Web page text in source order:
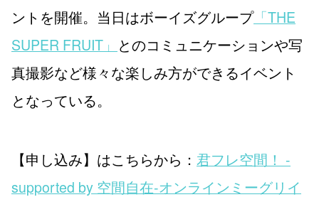
ントを開催。当日はボーイズグループ「THE
SUPER FRUIT」 とのコミュニケーションや写
真撮影など様々な楽しみ方ができるイベント
となっている。
【申し込み】はこちらから： 君フレ空間！ -
supported by 空間自在-オンラインミーグリイ